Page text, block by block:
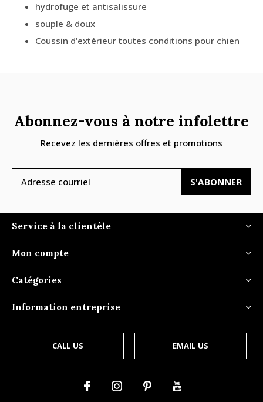
hydrofuge et antisalissure
souple & doux
Coussin d'extérieur toutes conditions pour chien
Abonnez-vous à notre infolettre
Recevez les dernières offres et promotions
S'ABONNER
Service à la clientèle
Mon compte
Catégories
Information entreprise
CALL US EMAIL US